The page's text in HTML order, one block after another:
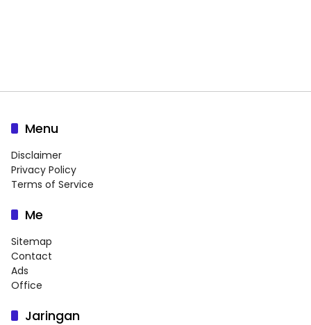
Menu
Disclaimer
Privacy Policy
Terms of Service
Me
Sitemap
Contact
Ads
Office
Jaringan